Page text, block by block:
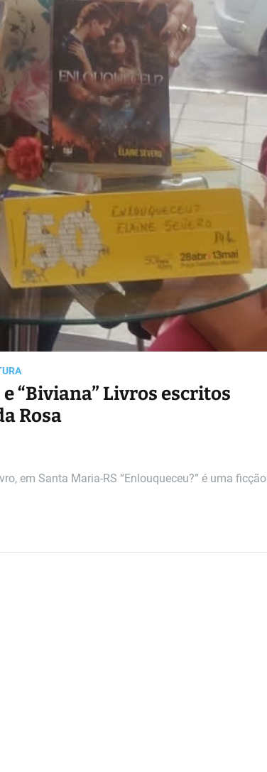
“Biviana” Livros escritos
Rosa
em Santa Maria-RS “Enlouqueceu?” é uma ficção